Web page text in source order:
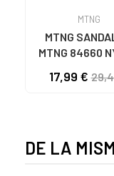
MTNG
MTNG
MTNG 84660
C59785 - -
17,99 €
DE LA